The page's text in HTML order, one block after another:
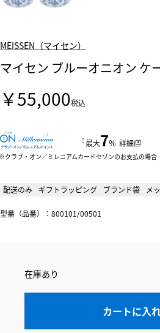
MEISSEN（マイセン）
マイセン ブルーオニオン ケ
￥55,000税込
：最大7％ 詳細
クラブ・オン／ミレニアムカードセゾンのお支払の場合
配送のみ ギフトラッピング ブランド袋 メ
型番（品番）：800101/00501
在庫あり
カートに入